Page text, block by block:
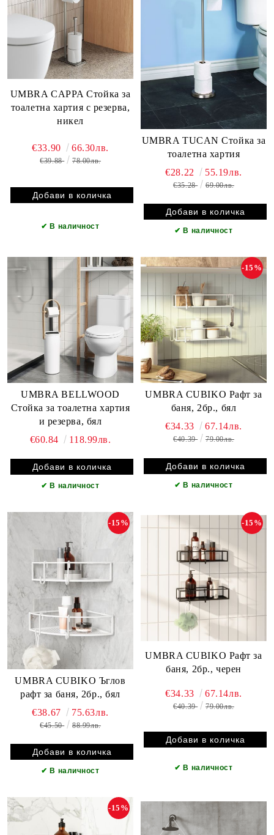
UMBRA CAPPA Стойка за
тоалетна хартия с резерва,
никел
€33.90 66.30лв.
€39.88 78.00лв.
✔ В наличност
UMBRA TUCAN Стойка за
тоалетна хартия
€28.22 55.19лв.
€35.28 69.00лв.
✔ В наличност
UMBRA BELLWOOD
Стойка за тоалетна хартия
и резерва, бял
€60.84
118.99лв.
✔ В наличност
UMBRA CUBIKO Рафт за
баня, 2бр., бял
-15%
€34.33 67.14лв.
€40.39 79.00лв.
✔ В наличност
UMBRA CUBIKO Ъглов
рафт за баня, 2бр., бял
-15%
€38.67 75.63лв.
€45.50 88.99лв.
✔ В наличност
UMBRA CUBIKO Рафт за
баня, 2бр., черен
-15%
€34.33 67.14лв.
€40.39 79.00лв.
✔ В наличност
-15%